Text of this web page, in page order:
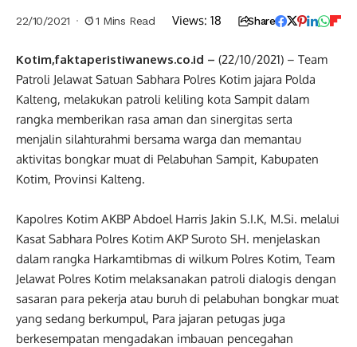
22/10/2021 1 Mins Read Views: 18 Share
Kotim,faktaperistiwanews.co.id – (22/10/2021) – Team
Patroli Jelawat Satuan Sabhara Polres Kotim jajara Polda
Kalteng, melakukan patroli keliling kota Sampit dalam
rangka memberikan rasa aman dan sinergitas serta
menjalin silahturahmi bersama warga dan memantau
aktivitas bongkar muat di Pelabuhan Sampit, Kabupaten
Kotim, Provinsi Kalteng.
Kapolres Kotim AKBP Abdoel Harris Jakin S.I.K, M.Si. melalui
Kasat Sabhara Polres Kotim AKP Suroto SH. menjelaskan
dalam rangka Harkamtibmas di wilkum Polres Kotim, Team
Jelawat Polres Kotim melaksanakan patroli dialogis dengan
sasaran para pekerja atau buruh di pelabuhan bongkar muat
yang sedang berkumpul, Para jajaran petugas juga
berkesempatan mengadakan imbauan pencegahan